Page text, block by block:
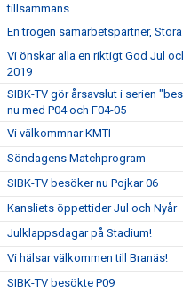
tillsammans
En trogen samarbetspartner,
Vi önskar alla en riktigt God Jul
2019
SIBK-TV gör årsavslut i serien
nu med P04 och F04-05
Vi välkommnar KMTI
Söndagens Matchprogram
SIBK-TV besöker nu Pojkar 06
Kansliets öppettider Jul och Nyår
Julklappsdagar på Stadium!
Vi hälsar välkommen till Branäs!
SIBK-TV besökte P09